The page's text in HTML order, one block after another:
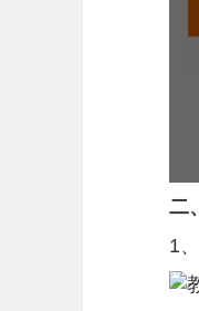
二、
1、